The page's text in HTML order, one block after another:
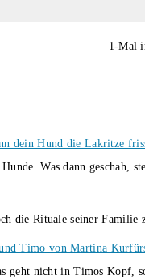
1-Mal
dein Hund die Lakritze
Was dann
die Rituale seiner
Timo von Martina
geht nicht in Timos Kopf,